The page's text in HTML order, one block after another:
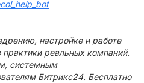
настройке и работе
реальных компаний.
системным
Битрикс24. Бесплатно